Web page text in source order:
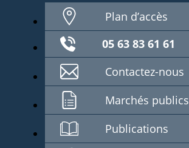
Plan d’accès
05 63 83 61 61
Contactez-nous
Marchés publics
Publications